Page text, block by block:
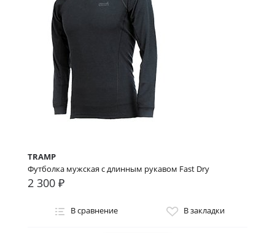
TRAMP
Футболка мужская с длинным рукавом Fast Dry
2 300 ₽
В сравнение В закладки